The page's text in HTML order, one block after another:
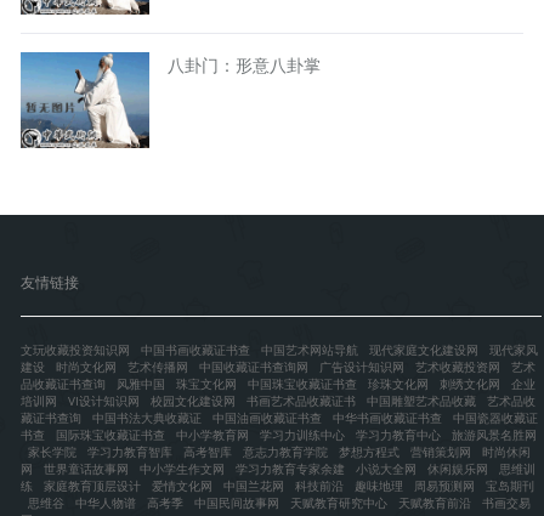
八卦门：形意八卦掌
友情链接
文玩收藏投资知识网 中国书画收藏证书查 中国艺术网站导航 现代家庭文化建设网
现代家风
建设
时尚文化网 艺术传播网 中国收藏证书查询网 广告设计知识网 艺术收藏投资网
艺术
品收藏证书查询
风雅中国 珠宝文化网 中国珠宝收藏证书查 珍珠文化网 刺绣文化网
企业
培训网
VI设计知识网 校园文化建设网 书画艺术品收藏证书 中国雕塑艺术品收藏
艺术品收
藏证书查询
中国书法大典收藏证 中国油画收藏证书查 中华书画收藏证书查
中国瓷器收藏证
书查
国际珠宝收藏证书查 中小学教育网 学习力训练中心 学习力教育中心
旅游风景名胜网
家长学院
学习力教育智库 高考智库 意志力教育学院 梦想方程式 营销策划网
时尚休闲
网
世界童话故事网 中小学生作文网 学习力教育专家余建 小说大全网 休闲娱乐网
思维训
练
家庭教育顶层设计 爱情文化网 中国兰花网 科技前沿 趣味地理 周易预测网
宝岛期刊
思维谷
中华人物谱 高考季 中国民间故事网 天赋教育研究中心 天赋教育前沿
书画交易